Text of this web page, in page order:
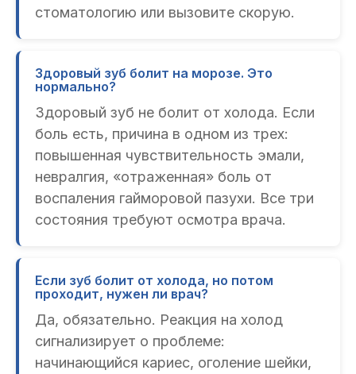
стоматологию или вызовите скорую.
Здоровый зуб болит на морозе. Это
нормально?
Здоровый зуб не болит от холода. Если
боль есть, причина в одном из трех:
повышенная чувствительность эмали,
невралгия, «отраженная» боль от
воспаления гайморовой пазухи. Все три
состояния требуют осмотра врача.
Если зуб болит от холода, но потом
проходит, нужен ли врач?
Да, обязательно. Реакция на холод
сигнализирует о проблеме:
начинающийся кариес, оголение шейки,